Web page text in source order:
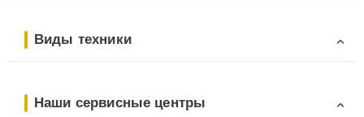
Виды техники
Наши сервисные центры